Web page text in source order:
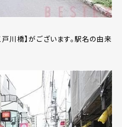
川橋】がございます。駅名の由来